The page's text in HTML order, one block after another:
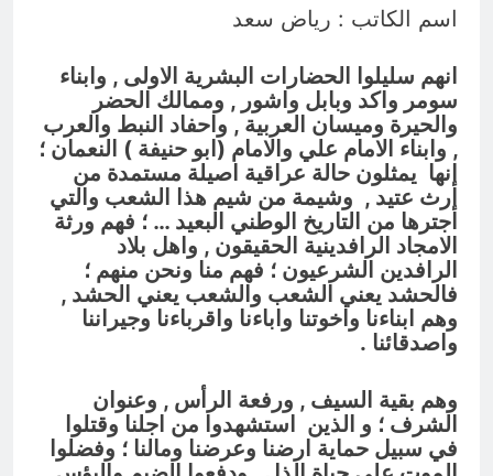
لهم الصلاة فلتقم طائفة منهم معك
القرآن الكريم وعند العباس عليه
السلام)
13 ساعة Ago
اسم الكاتب : رياض سعد
انهم سليلوا الحضارات البشرية الاولى , وابناء
سومر واكد وبابل واشور , وممالك الحضر
والحيرة وميسان العربية , واحفاد النبط والعرب
, وابناء الامام علي والامام (ابو حنيفة ) النعمان ؛
إنها يمثلون حالة عراقية اصيلة مستمدة من
إرث عتيد , وشيمة من شيم هذا الشعب والتي
اجترها من التاريخ الوطني البعيد … ؛ فهم ورثة
الامجاد الرافدينية الحقيقون , واهل بلاد
الرافدين الشرعيون ؛ فهم منا ونحن منهم ؛
فالحشد يعني الشعب والشعب يعني الحشد ,
وهم ابناءنا واخوتنا واباءنا واقرباءنا وجيراننا
واصدقائنا .
وهم بقية السيف , ورفعة الرأس , وعنوان
الشرف ؛ و الذين استشهدوا من اجلنا وقتلوا
في سبيل حماية ارضنا وعرضنا ومالنا ؛ وفضلوا